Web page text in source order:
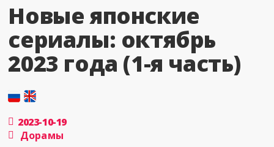
Новые японские
сериалы: октябрь
2023 года (1-я часть)
2023-10-19
Дорамы